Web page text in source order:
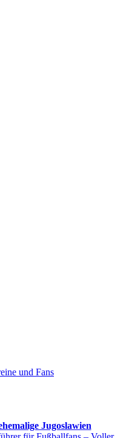
und Fans
Jugoslawien